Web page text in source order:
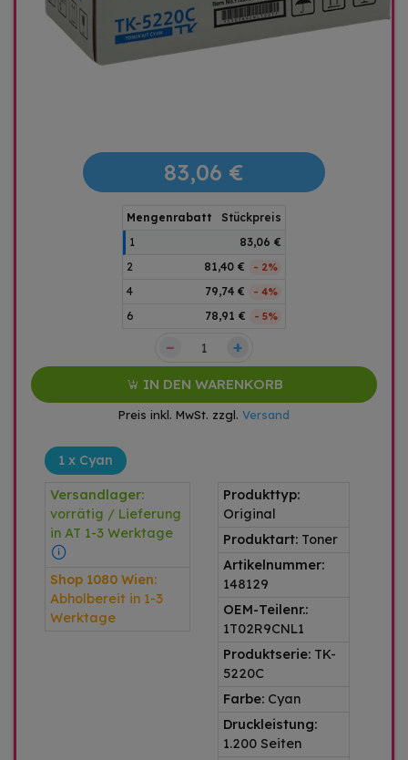
83,06 €
Mengenrabatt
Stückpreis
1
83,06 €
2
81,40 € - 2%
4 79,74 € - 4%
6 78,91 € - 5%
– +
IN DEN WARENKORB
Preis inkl. MwSt. zzgl. Versand
1 x Cyan
Versandlager:
vorrätig / Lieferung
in AT 1-3 Werktage
Shop 1080 Wien:
Abholbereit in 1-3
Werktage
Produkttyp:
Original
Produktart: Toner
Artikelnummer:
148129
OEM-Teilenr.:
1T02R9CNL1
Produktserie: TK-
5220C
Farbe: Cyan
Druckleistung:
1.200 Seiten